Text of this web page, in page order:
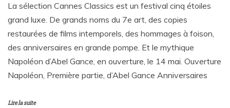
La sélection Cannes Classics est un festival cinq étoiles
grand luxe. De grands noms du 7e art, des copies
restaurées de films intemporels, des hommages à foison,
des anniversaires en grande pompe. Et le mythique
Napoléon d’Abel Gance, en ouverture, le 14 mai. Ouverture
Napoléon, Première partie, d’Abel Gance Anniversaires
Lire la suite